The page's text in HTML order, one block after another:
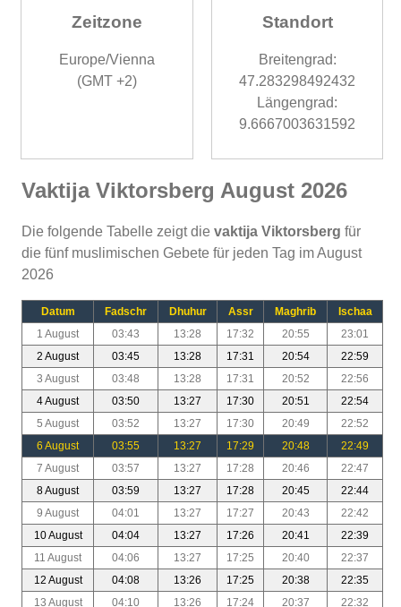
Zeitzone
Europe/Vienna
(GMT +2)
Standort
Breitengrad:
47.283298492432
Längengrad:
9.6667003631592
Vaktija Viktorsberg August 2026
Die folgende Tabelle zeigt die vaktija Viktorsberg für
die fünf muslimischen Gebete für jeden Tag im August
2026
Datum Fadschr Dhuhur Assr Maghrib
Ischaa
1 August
03:43 13:28 17:32 20:55
23:01
2 August
03:45 13:28 17:31 20:54
22:59
3 August
03:48 13:28 17:31 20:52
22:56
4 August
03:50 13:27 17:30 20:51
22:54
5 August
03:52 13:27 17:30 20:49
22:52
6 August
03:55 13:27 17:29 20:48
22:49
7 August
03:57 13:27 17:28 20:46
22:47
8 August
03:59 13:27 17:28 20:45
22:44
9 August
04:01 13:27 17:27 20:43
22:42
10 August
04:04 13:27 17:26 20:41
22:39
11 August
04:06 13:27 17:25 20:40
22:37
12 August
04:08 13:26 17:25 20:38
22:35
13 August
04:10 13:26 17:24 20:37 22:32